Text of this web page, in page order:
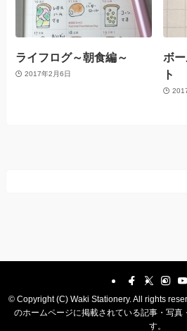
ライフログ～朝食編～
2017年2月6日
ボ
ト
©Copyright (C) Waki Stationery. All rights
のホームページに掲載されている記事・写真
す。